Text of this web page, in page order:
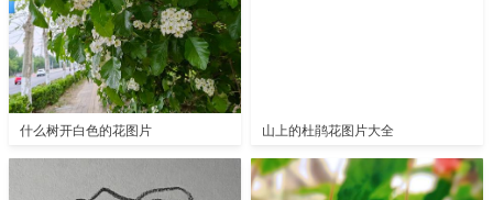
什么树开白色的花图片 山上的杜鹃花图片大全